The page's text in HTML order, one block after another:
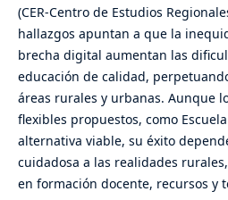
(CER-Centro de Estudios
hallazgos apuntan a que la
brecha digital aumentan las
educación de calidad,
áreas rurales y urbanas. Aunque
flexibles propuestos, como
alternativa viable, su éxito
cuidadosa a las realidades
en formación docente, recursos y